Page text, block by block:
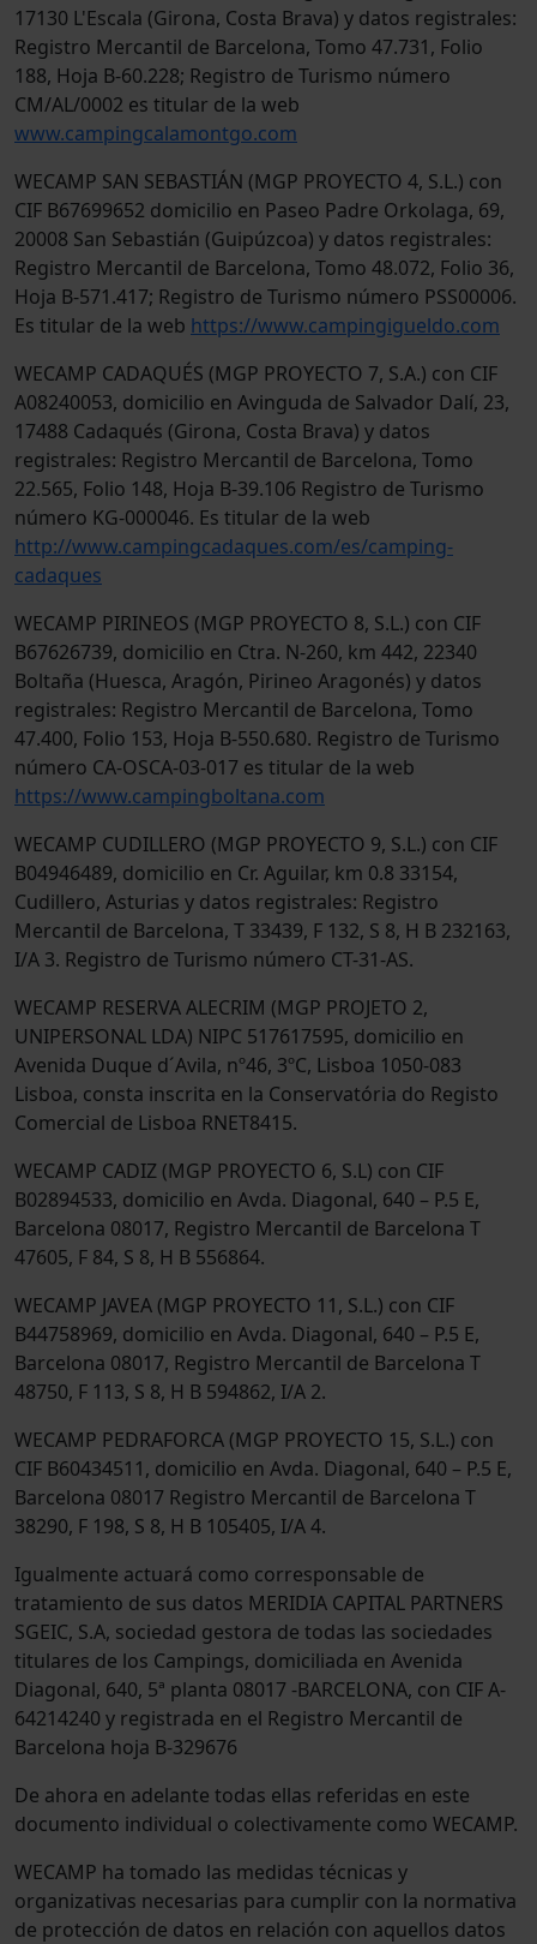
17130 L'Escala (Girona, Costa Brava) y datos registrales:
Registro Mercantil de Barcelona, Tomo 47.731, Folio
188, Hoja B-60.228; Registro de Turismo número
CM/AL/0002 es titular de la web
www.campingcalamontgo.com
WECAMP SAN SEBASTIÁN (MGP PROYECTO 4, S.L.) con
CIF B67699652 domicilio en Paseo Padre Orkolaga, 69,
20008 San Sebastián (Guipúzcoa) y datos registrales:
Registro Mercantil de Barcelona, Tomo 48.072, Folio 36,
Hoja B-571.417; Registro de Turismo número PSS00006.
Es titular de la web https://www.campingigueldo.com
WECAMP CADAQUÉS (MGP PROYECTO 7, S.A.) con CIF
A08240053, domicilio en Avinguda de Salvador Dalí, 23,
17488 Cadaqués (Girona, Costa Brava) y datos
registrales: Registro Mercantil de Barcelona, Tomo
22.565, Folio 148, Hoja B-39.106 Registro de Turismo
número KG-000046. Es titular de la web
http://www.campingcadaques.com/es/camping-
cadaques
WECAMP PIRINEOS (MGP PROYECTO 8, S.L.) con CIF
B67626739, domicilio en Ctra. N-260, km 442, 22340
Boltaña (Huesca, Aragón, Pirineo Aragonés) y datos
registrales: Registro Mercantil de Barcelona, Tomo
47.400, Folio 153, Hoja B-550.680. Registro de Turismo
número CA-OSCA-03-017 es titular de la web
https://www.campingboltana.com
WECAMP CUDILLERO (MGP PROYECTO 9, S.L.) con CIF
B04946489, domicilio en Cr. Aguilar, km 0.8 33154,
Cudillero, Asturias y datos registrales: Registro
Mercantil de Barcelona, T 33439, F 132, S 8, H B 232163,
I/A 3. Registro de Turismo número CT-31-AS.
WECAMP RESERVA ALECRIM (MGP PROJETO 2,
UNIPERSONAL LDA) NIPC 517617595, domicilio en
Avenida Duque d´Avila, nº46, 3ºC, Lisboa 1050-083
Lisboa, consta inscrita en la Conservatória do Registo
Comercial de Lisboa RNET8415.
WECAMP CADIZ (MGP PROYECTO 6, S.L) con CIF
B02894533, domicilio en Avda. Diagonal, 640 – P.5 E,
Barcelona 08017, Registro Mercantil de Barcelona T
47605, F 84, S 8, H B 556864.
WECAMP JAVEA (MGP PROYECTO 11, S.L.) con CIF
B44758969, domicilio en Avda. Diagonal, 640 – P.5 E,
Barcelona 08017, Registro Mercantil de Barcelona T
48750, F 113, S 8, H B 594862, I/A 2.
WECAMP PEDRAFORCA (MGP PROYECTO 15, S.L.) con
CIF B60434511, domicilio en Avda. Diagonal, 640 – P.5 E,
Barcelona 08017 Registro Mercantil de Barcelona T
38290, F 198, S 8, H B 105405, I/A 4.
Igualmente actuará como corresponsable de
tratamiento de sus datos MERIDIA CAPITAL PARTNERS
SGEIC, S.A, sociedad gestora de todas las sociedades
titulares de los Campings, domiciliada en Avenida
Diagonal, 640, 5ª planta 08017 -BARCELONA, con CIF A-
64214240 y registrada en el Registro Mercantil de
Barcelona hoja B-329676
De ahora en adelante todas ellas referidas en este
documento individual o colectivamente como WECAMP.
WECAMP ha tomado las medidas técnicas y
organizativas necesarias para cumplir con la normativa
de protección de datos en relación con aquellos datos